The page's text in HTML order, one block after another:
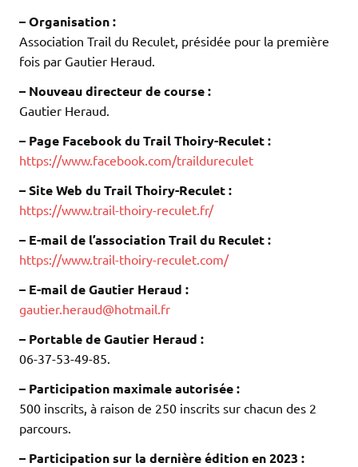
– Organisation :
Association Trail du Reculet, présidée pour la première
fois par Gautier Heraud.
– Nouveau directeur de course :
Gautier Heraud.
– Page Facebook du Trail Thoiry-Reculet :
https://www.facebook.com/traildureculet
– Site Web du Trail Thoiry-Reculet :
https://www.trail-thoiry-reculet.fr/
– E-mail de l’association Trail du Reculet:
https://www.trail-thoiry-reculet.com/
– E-mail de Gautier Heraud :
gautier.heraud@hotmail.fr
– Portable de Gautier Heraud :
06-37-53-49-85.
– Participation maximale autorisée :
500 inscrits, à raison de 250 inscrits sur chacun des 2
parcours.
– Participation sur la dernière édition en 2023 :